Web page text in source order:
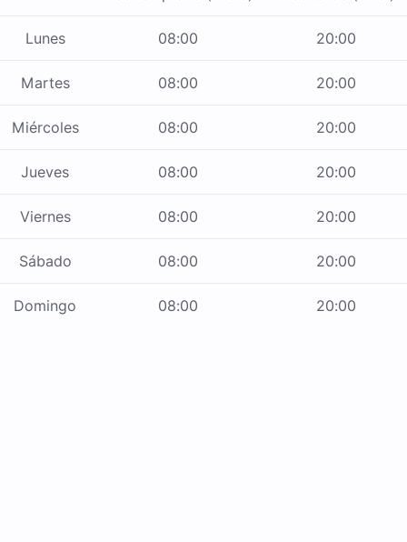
Lunes 08:00 20:00
Martes 08:00 20:00
Miércoles 08:00 20:00
Jueves 08:00 20:00
Viernes 08:00 20:00
Sábado 08:00 20:00
Domingo 08:00 20:00